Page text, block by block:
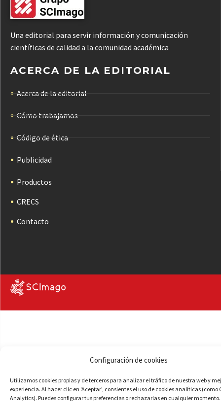
Configuración de cookies
Utilizamos cookies propias y de terceros para analizar el tráfico de nuestra web y
experiencia. Al hacer clic en 'Aceptar', consientes el uso de cookies analíticas (como
Analytics). Puedes configurar tus preferencias o rechazarlas en cualquier momento.
Una editorial para servir información y comunicación
científicas de calidad a la comunidad académica
ACERCA DE LA EDITORIAL
Acerca de la editorial
Cómo trabajamos
Código de ética
Publicidad
Productos
CRECS
Contacto